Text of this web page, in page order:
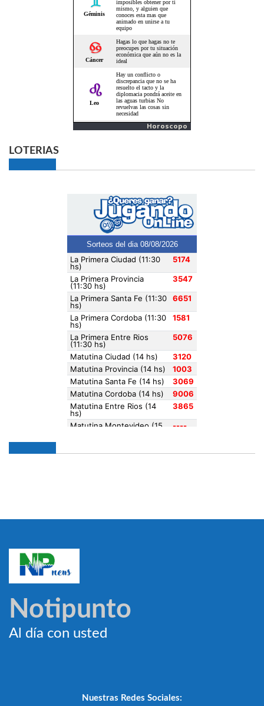
Horoscopo
LOTERIAS
Notipunto
Al día con usted
Nuestras Redes Sociales: